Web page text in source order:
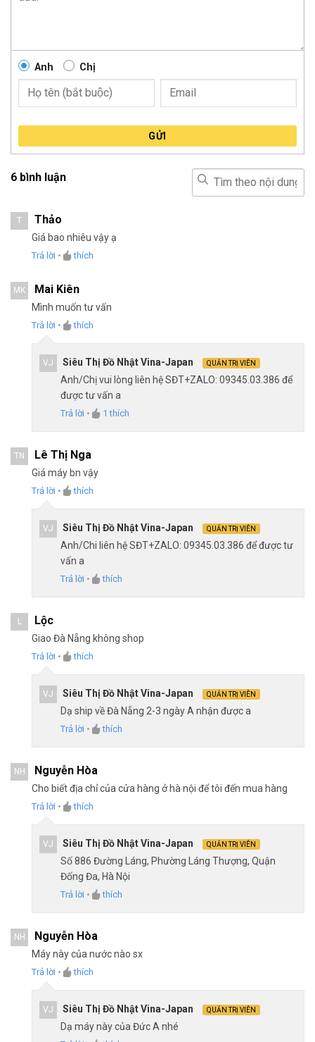
Anh Chị
GỬI
6 bình luận
T Thảo
Giá bao nhiêu vậy ạ
Trả lời • thích
MK Mai Kiên
Mình muốn tư vấn
Trả lời • thích
VJ Siêu Thị Đồ Nhật Vina-Japan QUẢN TRỊ VIÊN
Anh/Chị vui lòng liên hệ SĐT+ZALO: 09345.03.386 để
được tư vấn a
Trả lời • 1 thích
TN Lê Thị Nga
Giá máy bn vậy
Trả lời • thích
VJ Siêu Thị Đồ Nhật Vina-Japan QUẢN TRỊ VIÊN
Anh/Chi liên hệ SĐT+ZALO: 09345.03.386 để được tư
vấn a
Trả lời • thích
L Lộc
Giao Đà Nẵng không shop
Trả lời • thích
VJ Siêu Thị Đồ Nhật Vina-Japan QUẢN TRỊ VIÊN
Dạ ship về Đà Nẵng 2-3 ngày A nhận được a
Trả lời • thích
NH Nguyễn Hòa
Cho biết địa chỉ của cửa hàng ở hà nội để tôi đến mua hàng
Trả lời • thích
VJ Siêu Thị Đồ Nhật Vina-Japan QUẢN TRỊ VIÊN
Số 886 Đường Láng, Phường Láng Thượng, Quận
Đống Đa, Hà Nội
Trả lời • thích
NH Nguyễn Hòa
Máy này của nước nào sx
Trả lời • thích
VJ Siêu Thị Đồ Nhật Vina-Japan QUẢN TRỊ VIÊN
Dạ máy này của Đức A nhé